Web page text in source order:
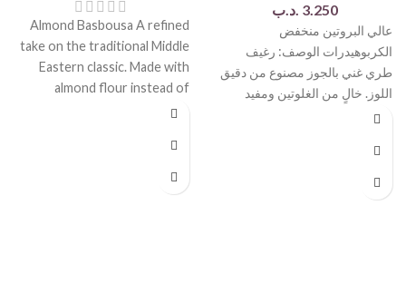
3.250 .د.ب
عالي البروتين منخفض
الكربوهيدرات الوصف: رغيف
طري غني بالجوز مصنوع من دقيق
اللوز. خالٍ من الغلوتين ومفيد
ومثالي لتناول طعام صحي
Almond Basbousa A refined
take on the traditional Middle
Eastern classic. Made with
almond flour instead of
semolina, and sweetened